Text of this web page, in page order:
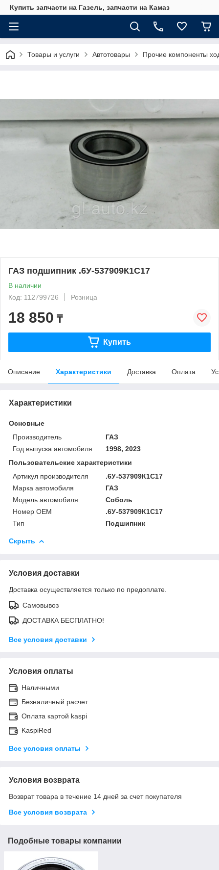
Купить запчасти на Газель, запчасти на Камаз
Товары и услуги Автотовары Прочие компоненты
ГАЗ подшипник .6У-537909К1С17
В наличии
Код: 112799726
Розница
18 850 ₸
Купить
Описание Характеристики Доставка Оплата
Характеристики
Основные
Производитель
ГАЗ
Год выпуска автомобиля
1998, 2023
Пользовательские характеристики
Артикул производителя
.6У-537909К1С17
Марка автомобиля
ГАЗ
Модель автомобиля
Соболь
Номер OEM
.6У-537909К1С17
Тип
Подшипник
Скрыть
Условия доставки
Доставка осуществляется только по предоплате.
Самовывоз
ДОСТАВКА БЕСПЛАТНО!
Все условия доставки
Условия оплаты
Наличными
Безналичный расчет
Оплата картой kaspi
KaspiRed
Все условия оплаты
Условия возврата
Возврат товара в течение 14 дней за счет покупателя
Все условия возврата
Подобные товары компании